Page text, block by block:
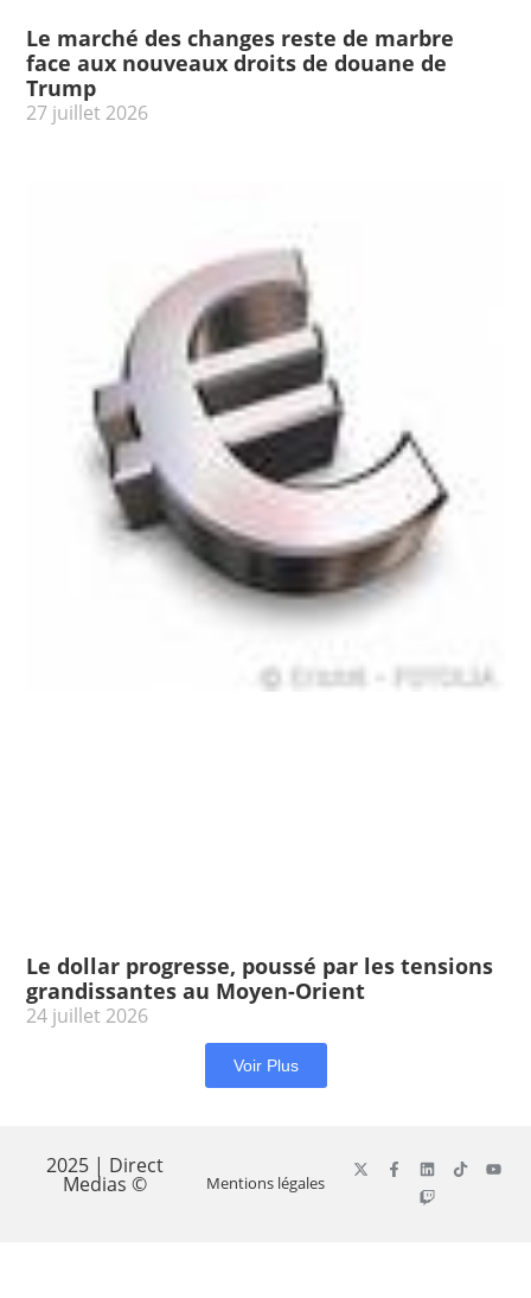
Le marché des changes reste de marbre
face aux nouveaux droits de douane de
Trump
27 juillet 2026
Le dollar progresse, poussé par les tensions
grandissantes au Moyen-Orient
24 juillet 2026
Voir Plus
2025 | Direct
Medias © Mentions légales